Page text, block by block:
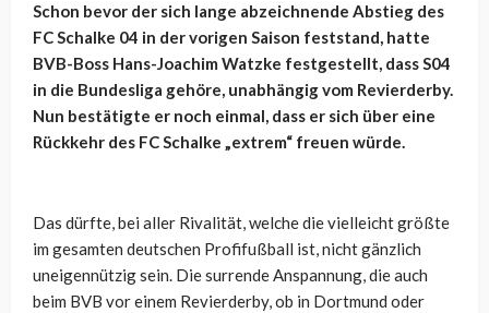
Schon bevor der sich lange abzeichnende Abstieg des
FC Schalke 04 in der vorigen Saison feststand, hatte
BVB-Boss Hans-Joachim Watzke festgestellt, dass S04
in die Bundesliga gehöre, unabhängig vom Revierderby.
Nun bestätigte er noch einmal, dass er sich über eine
Rückkehr des FC Schalke „extrem“ freuen würde.
Das dürfte, bei aller Rivalität, welche die vielleicht größte
im gesamten deutschen Profifußball ist, nicht gänzlich
uneigennützig sein. Die surrende Anspannung, die auch
beim BVB vor einem Revierderby, ob in Dortmund oder